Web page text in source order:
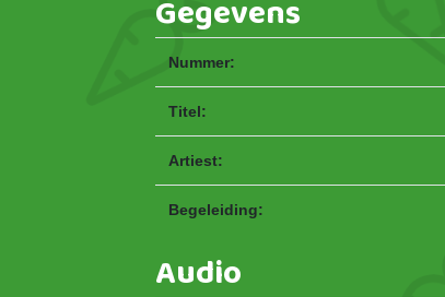
Gegevens
Nummer:
Titel:
Artiest:
Begeleiding:
Audio